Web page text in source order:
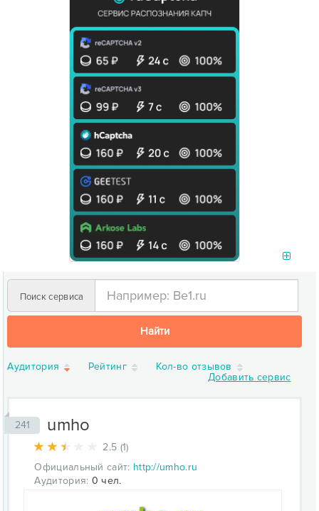
Поиск сервиса
Найти
Аудитория Рейтинг
Кол-во отзывов
Добавить сервис
241 umho
2.5 (1)
Официальный сайт: http://umho.ru
Аудитория: 0 чел.